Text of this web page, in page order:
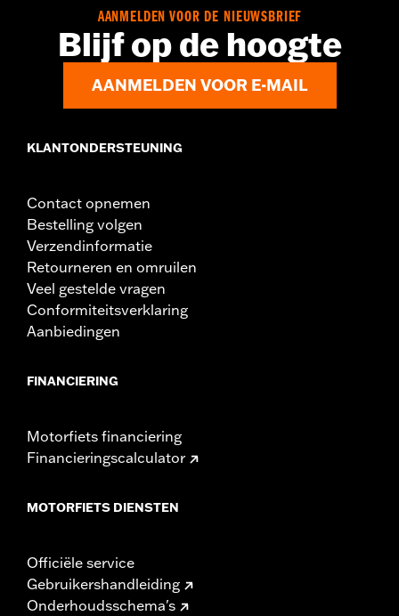
Dimension Description:Schachthoogte: 15 cm / Hakhoogte: 3
AANMELDEN VOOR DE NIEUWSBRIEF
Blijf op de hoogte
AANMELDEN VOOR E-MAIL
KLANTONDERSTEUNING
Contact opnemen
Bestelling volgen
Verzendinformatie
Retourneren en omruilen
Veel gestelde vragen
Conformiteitsverklaring
Aanbiedingen
FINANCIERING
Motorfiets financiering
Financieringscalculator
MOTORFIETS DIENSTEN
Officiële service
Gebruikershandleiding
Onderhoudsschema's